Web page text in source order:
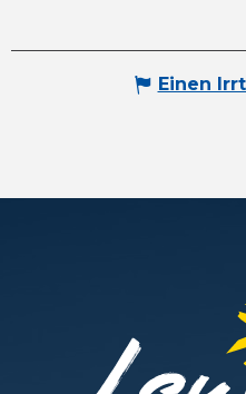
Einen